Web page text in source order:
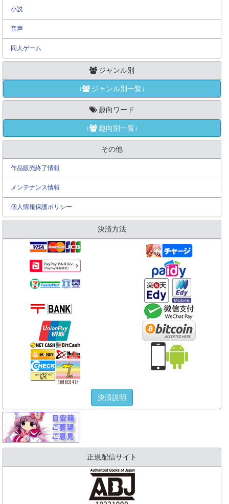
小説
音声
同人ゲーム
ジャンル別
↓ ジャンル別一覧↓
趣向ワード
↓ 趣向別一覧↓
その他
作品販売終了情報
メンテナンス情報
個人情報保護ポリシー
決済方法
決済説明
正規配信サイト